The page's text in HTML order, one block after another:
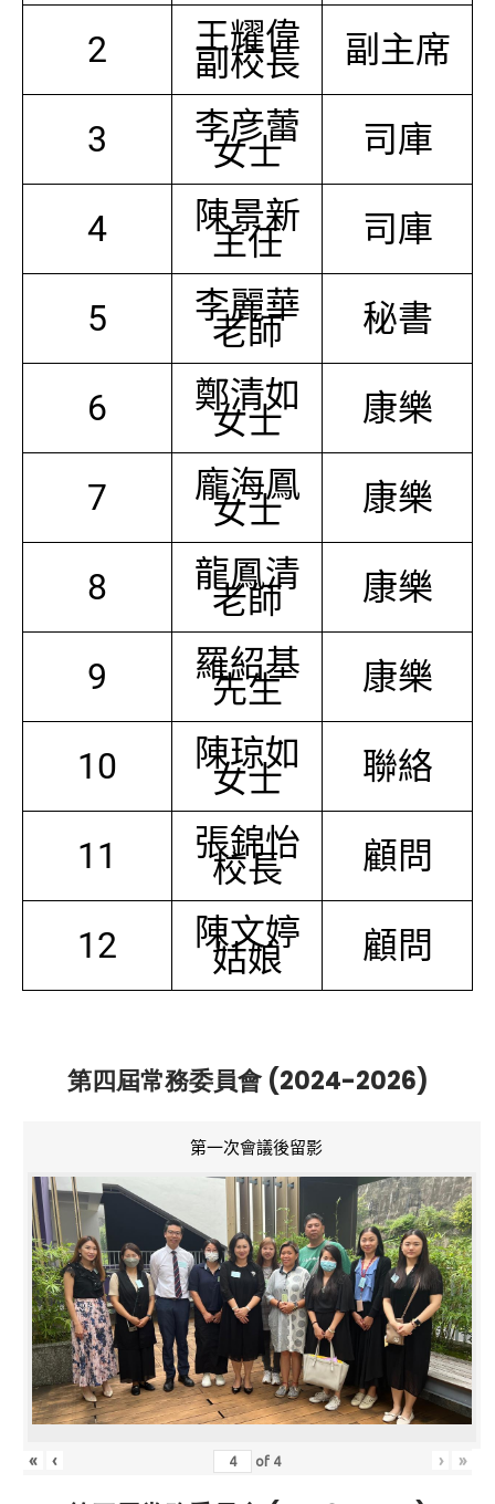
2 王耀偉
副校長 副主席
3 李彦蕾
女士 司庫
4 陳景新
主任 司庫
5 李麗華
老師 秘書
6 鄭清如
女士 康樂
7 龐海鳳
女士 康樂
8 龍鳳清
老師 康樂
9 羅紹基
先生 康樂
10 陳琼如
女士 聯絡
11 張錦怡
校長 顧問
12 陳文婷
姑娘 顧問
第四屆常務委員會 (2024-2026)
第一次會議後留影
« ‹ of 4 › »